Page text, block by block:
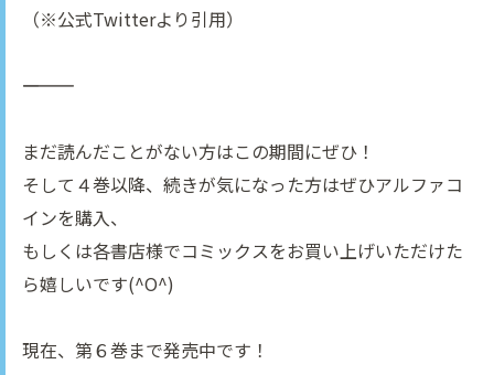
（※公式Twitterより引用）
――――――――――
まだ読んだことがない方はこの期間にぜひ！
そして４巻以降、続きが気になった方はぜひアルファコ
インを購入、
もしくは各書店様でコミックスをお買い上げいただけた
ら嬉しいです(^O^)
現在、第６巻まで発売中です！